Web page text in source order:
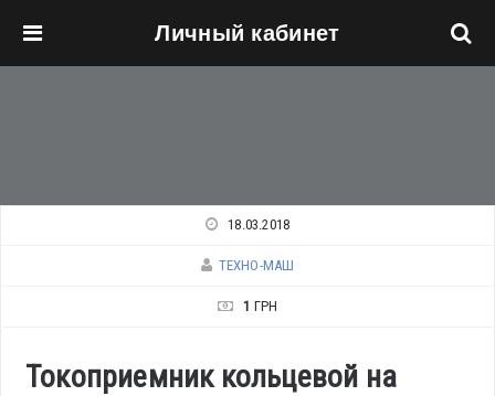
Личный кабинет
18.03.2018
ТЕХНО-МАШ
1 ГРН
Токоприемник кольцевой на